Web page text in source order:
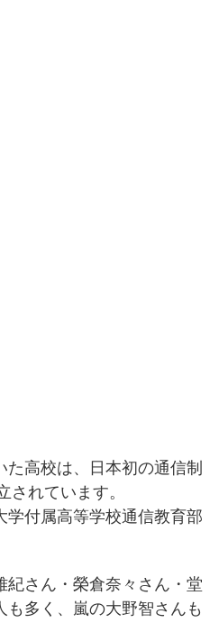
高校は、日本初の通信制
されています。
学付属高等学校通信教育部
紀さん・榮倉奈々さん・堂
多く、嵐の大野智さんも